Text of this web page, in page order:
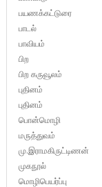
பயணக்கட்டுரை
பாடல்
பாவியம்
பிற
பிற கருவூலம்
புதினம்
புதினம்
பொன்மொழி
மருத்துவம்
மு.இராமகிருட்டிணன்
முகநூல்
மொழிபெயர்ப்பு